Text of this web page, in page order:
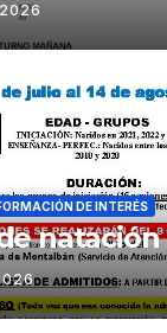
DE INTERÉS
natación